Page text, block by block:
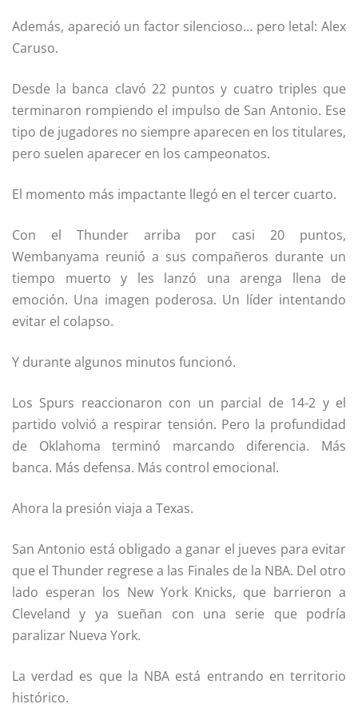
Además, apareció un factor silencioso… pero letal: Alex
Caruso.
Desde la banca clavó 22 puntos y cuatro triples que
terminaron rompiendo el impulso de San Antonio. Ese
tipo de jugadores no siempre aparecen en los titulares,
pero suelen aparecer en los campeonatos.
El momento más impactante llegó en el tercer cuarto.
Con el Thunder arriba por casi 20 puntos,
Wembanyama reunió a sus compañeros durante un
tiempo muerto y les lanzó una arenga llena de
emoción. Una imagen poderosa. Un líder intentando
evitar el colapso.
Y durante algunos minutos funcionó.
Los Spurs reaccionaron con un parcial de 14-2 y el
partido volvió a respirar tensión. Pero la profundidad
de Oklahoma terminó marcando diferencia. Más
banca. Más defensa. Más control emocional.
Ahora la presión viaja a Texas.
San Antonio está obligado a ganar el jueves para evitar
que el Thunder regrese a las Finales de la NBA. Del otro
lado esperan los New York Knicks, que barrieron a
Cleveland y ya sueñan con una serie que podría
paralizar Nueva York.
La verdad es que la NBA está entrando en territorio
histórico.